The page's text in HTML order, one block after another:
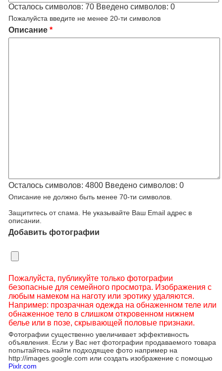
Осталось символов: 70 Введено символов: 0
Пожалуйста введите не менее 20-ти символов
Описание *
Осталось символов: 4800 Введено символов: 0
Описание не должно быть менее 70-ти символов.
Защититесь от спама. Не указывайте Ваш Email адрес в
описании.
Добавить фотографии
Пожалуйста, публикуйте только фотографии
безопасные для семейного просмотра. Изображения с
любым намеком на наготу или эротику удаляются.
Например: прозрачная одежда на обнаженном теле или
обнаженное тело в слишком откровенном нижнем
белье или в позе, скрывающей половые признаки.
Фотографии существенно увеличивает эффективность
объявления. Если у Вас нет фотографии продаваемого товара
попытайтесь найти подходящее фото например на
http://images.google.com или создать изображение с помощью
Pixlr.com